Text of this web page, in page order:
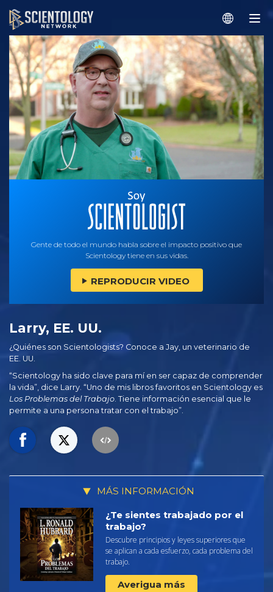
Gente de todo el mundo habla sobre el impacto positivo que
Scientology tiene en sus vidas.
REPRODUCIR VIDEO
Larry, EE. UU.
¿Quiénes son Scientologists? Conoce a Jay, un veterinario de
EE. UU.
“Scientology ha sido clave para mí en ser capaz de comprender
la vida”, dice Larry. “Uno de mis libros favoritos en Scientology es
Los Problemas del Trabajo. Tiene información esencial que le
permite a una persona tratar con el trabajo”.
MÁS INFORMACIÓN
¿Te sientes trabajado por el
trabajo?
Descubre principios y leyes superiores que
se aplican a cada esfuerzo, cada problema del
trabajo.
Averigua más